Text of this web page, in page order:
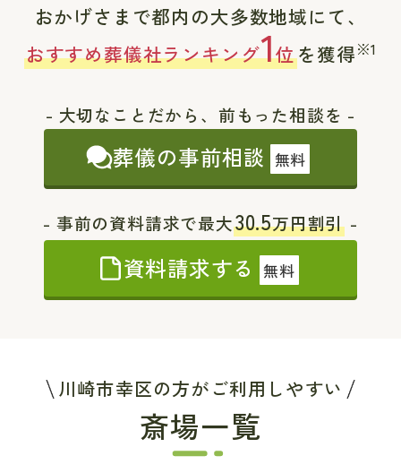
おかげさまで都内の大多数地域にて、
おすすめ葬儀社ランキング1位を獲得※1
- 大切なことだから、前もった相談を -
葬儀の事前相談 無料
- 事前の資料請求で最大30.5万円割引 -
資料請求する 無料
川崎市幸区の方がご利用しやすい
斎場一覧